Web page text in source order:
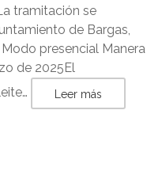
tramitación se
de Bargas,
presencial Manera
de 2025El
Leer más